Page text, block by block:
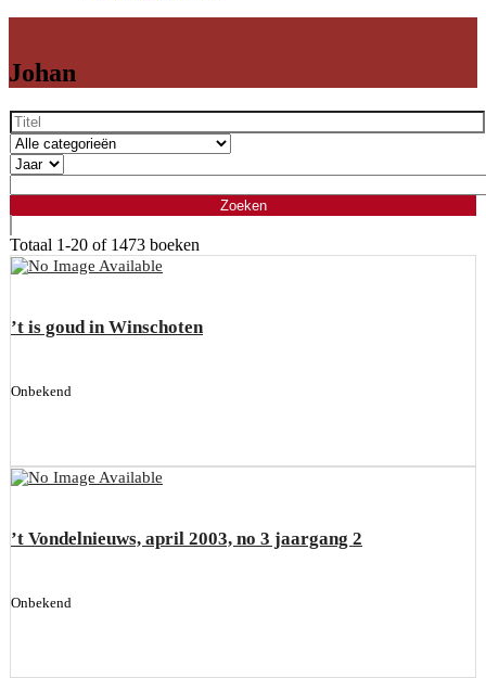
Johan
Totaal 1-20 of 1473 boeken
’t is goud in Winschoten
Onbekend
’t Vondelnieuws, april 2003, no 3 jaargang 2
Onbekend